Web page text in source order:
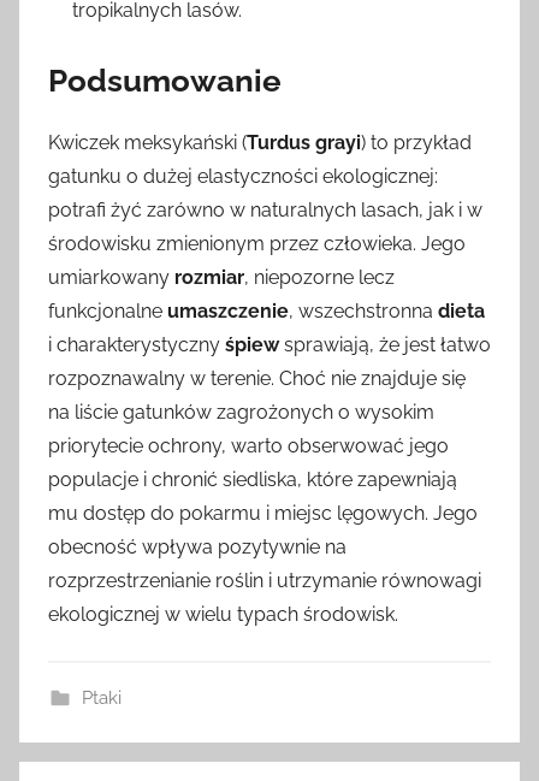
tropikalnych lasów.
Podsumowanie
Kwiczek meksykański (Turdus grayi) to przykład
gatunku o dużej elastyczności ekologicznej:
potrafi żyć zarówno w naturalnych lasach, jak i w
środowisku zmienionym przez człowieka. Jego
umiarkowany rozmiar, niepozorne lecz
funkcjonalne umaszczenie, wszechstronna dieta
i charakterystyczny śpiewsprawiają, że jest łatwo
rozpoznawalny w terenie. Choć nie znajduje się
na liście gatunków zagrożonych o wysokim
priorytecie ochrony, warto obserwować jego
populacje i chronić siedliska, które zapewniają
mu dostęp do pokarmu i miejsc lęgowych. Jego
obecność wpływa pozytywnie na
rozprzestrzenianie roślin i utrzymanie równowagi
ekologicznej w wielu typach środowisk.
Ptaki